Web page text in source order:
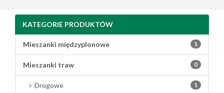
KATEGORIE PRODUKTÓW
Mieszanki międzyplonowe 1
Mieszanki traw 0
Drogowe 1